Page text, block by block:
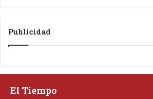
Publicidad
El Tiempo